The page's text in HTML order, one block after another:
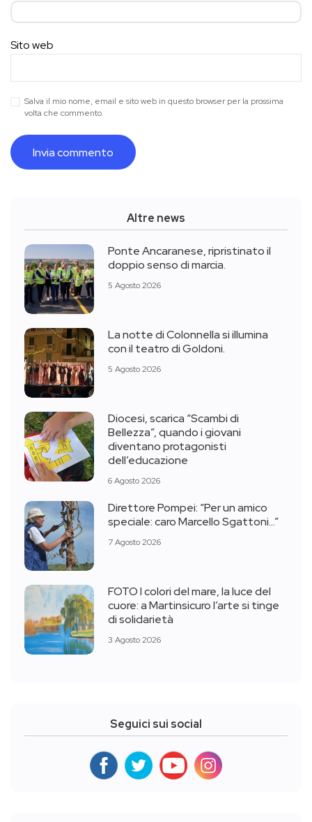
Sito web
Salva il mio nome, email e sito web in questo browser per la prossima
volta che commento.
Altre news
Ponte Ancaranese, ripristinato il
doppio senso di marcia.
5 Agosto 2026
La notte di Colonnella si illumina
con il teatro di Goldoni.
5 Agosto 2026
Diocesi, scarica “Scambi di
Bellezza”, quando i giovani
diventano protagonisti
dell’educazione
6 Agosto 2026
Direttore Pompei: “Per un amico
speciale: caro Marcello Sgattoni…”
7 Agosto 2026
FOTO I colori del mare, la luce del
cuore: a Martinsicuro l’arte si tinge
di solidarietà
3 Agosto 2026
Seguici sui social